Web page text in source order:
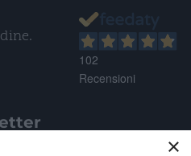
102
Recensioni
×